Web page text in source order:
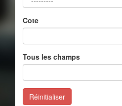
Cote
Tous les champs
Réinitialiser